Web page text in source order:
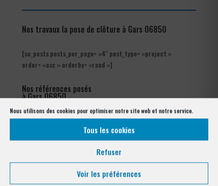
Nous utilisons des cookies pour optimiser notre site web et notre service.
Tous les cookies
Refuser
Voir les préférences
Nos travaux la pose de clôture à Gars 06850
[su_posts posts_per_page= »4″ post_type= »project »
order= »asc » orderby= »rand »]
Nos références posés
à Gars 06850